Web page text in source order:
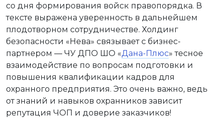
со дня формирования войск правопорядка. В
тексте выражена уверенность в дальнейшем
плодотворном сотрудничестве. Холдинг
безопасности «Нева» связывает с бизнес-
партнером — ЧУ ДПО ШО «Дана-Плюс» тесное
взаимодействие по вопросам подготовки и
повышения квалификации кадров для
охранного предприятия. Это очень важно, ведь
от знаний и навыков охранников зависит
репутация ЧОП и доверие заказчиков!